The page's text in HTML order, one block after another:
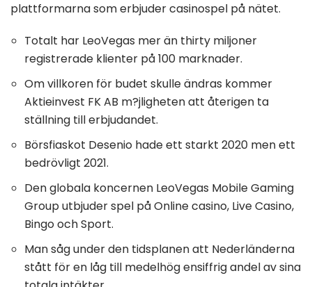
plattformarna som erbjuder casinospel på nätet.
Totalt har LeoVegas mer än thirty miljoner
registrerade klienter på 100 marknader.
Om villkoren för budet skulle ändras kommer
Aktieinvest FK AB m?jligheten att återigen ta
ställning till erbjudandet.
Börsfiaskot Desenio hade ett starkt 2020 men ett
bedrövligt 2021.
Den globala koncernen LeoVegas Mobile Gaming
Group utbjuder spel på Online casino, Live Casino,
Bingo och Sport.
Man såg under den tidsplanen att Nederländerna
stått för en låg till medelhög ensiffrig andel av sina